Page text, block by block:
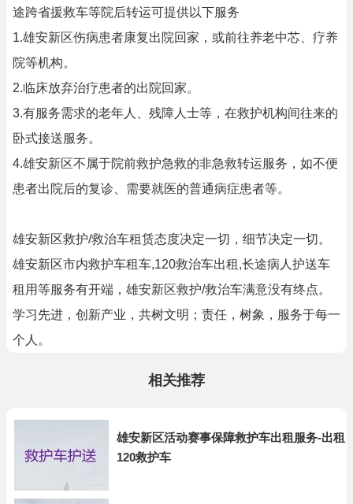
途跨省援救车等院后转运可提供以下服务
1.雄安新区伤病患者康复出院回家，或前往养老中芯、疗养
院等机构。
2.临床放弃治疗患者的出院回家。
3.有服务需求的老年人、残障人士等，在救护机构间往来的
卧式接送服务。
4.雄安新区不属于院前救护急救的非急救转运服务，如不便
患者出院后的复诊、需要就医的普通病症患者等。
雄安新区救护/救治车租赁态度决定一切，细节决定一切。
雄安新区市内救护车租车,120救治车出租,长途病人护送车
租用等服务有开端，雄安新区救护/救治车满意没有终点。
学习先进，创新产业，共树文明；责任，树象，服务于每一
个人。
相关推荐
雄安新区活动赛事保障救护车出租服务-出租
120救护车